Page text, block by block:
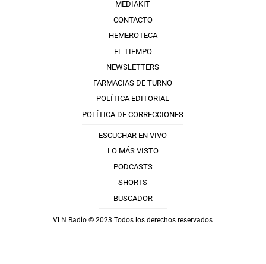
MEDIAKIT
CONTACTO
HEMEROTECA
EL TIEMPO
NEWSLETTERS
FARMACIAS DE TURNO
POLÍTICA EDITORIAL
POLÍTICA DE CORRECCIONES
ESCUCHAR EN VIVO
LO MÁS VISTO
PODCASTS
SHORTS
BUSCADOR
VLN Radio © 2023 Todos los derechos reservados